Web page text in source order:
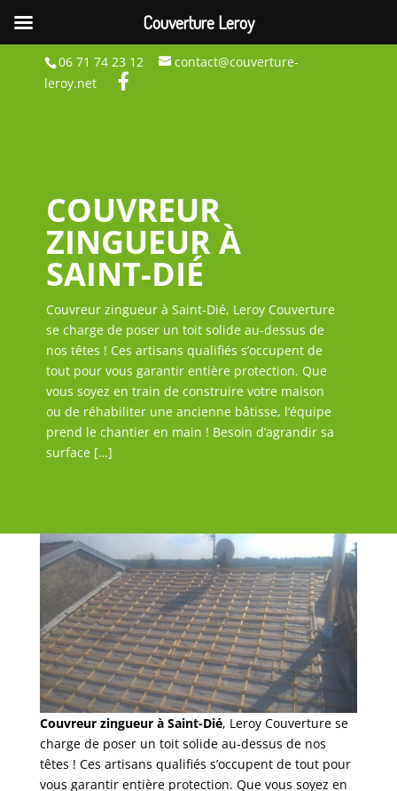
06 71 74 23 12
contact@couverture-
leroy.net
COUVREUR
ZINGUEUR À
SAINT-DIÉ
Couvreur zingueur à Saint-Dié, Leroy Couverture
se charge de poser un toit solide au-dessus de
nos têtes ! Ces artisans qualifiés s’occupent de
tout pour vous garantir entière protection. Que
vous soyez en train de construire votre maison
ou de réhabiliter une ancienne bâtisse, l’équipe
prend le chantier en main ! Besoin d’agrandir sa
surface […]
Couvreur zingueur à Saint-Dié, Leroy Couverture se
charge de poser un toit solide au-dessus de nos
têtes ! Ces artisans qualifiés s’occupent de tout pour
vous garantir entière protection. Que vous soyez en
Couverture Leroy